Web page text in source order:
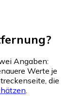
Angaben:
Werte je
die
.